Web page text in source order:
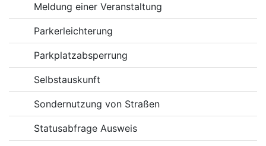
Meldung einer Veranstaltung
Parkerleichterung
Parkplatzabsperrung
Selbstauskunft
Sondernutzung von Straßen
Statusabfrage Ausweis